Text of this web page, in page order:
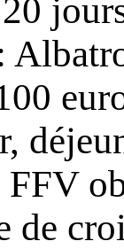
FFV
de